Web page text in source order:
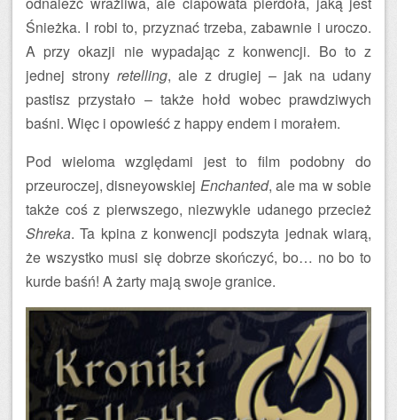
Śnieżka. I robi to, przyznać trzeba, zabawnie i uroczo.
A przy okazji nie wypadając z konwencji. Bo to z
jednej strony retelling, ale z drugiej – jak na udany
pastisz przystało – także hołd wobec prawdziwych
baśni. Więc i opowieść z happy endem i morałem.
Pod wieloma względami jest to film podobny do
przeuroczej, disneyowskiej Enchanted, ale ma w sobie
także coś z pierwszego, niezwykle udanego przecież
Shreka. Ta kpina z konwencji podszyta jednak wiarą,
że wszystko musi się dobrze skończyć, bo… no bo to
kurde baśń! A żarty mają swoje granice.